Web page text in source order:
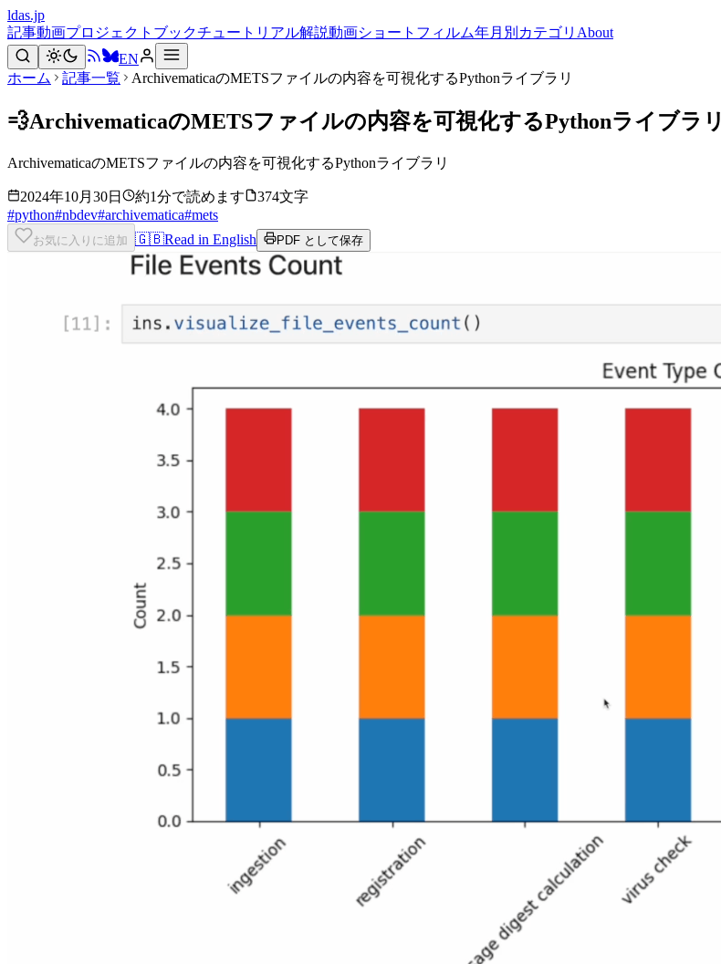
ldas.jp
記事動画プロジェクト ブックチュートリアル解説動画ショートフィルム年月別 カテゴリ About
EN
ホーム
記事一覧 ArchivematicaのMETSファイルの内容を可視化するPythonライブラリ
💨ArchivematicaのMETSファイルの内容を可視化するPythonライブラリ
ArchivematicaのMETSファイルの内容を可視化するPythonライブラリ
2024年10月30日 約1分で読めます
374文字
#python#nbdev#archivematica#mets
お気に入りに追加 🇬🇧Read in English PDF として保存